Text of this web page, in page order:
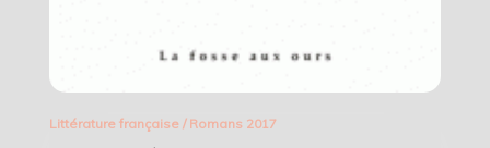
Littérature française/ Romans 2017